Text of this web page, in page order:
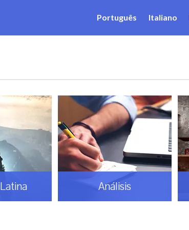
Português Italiano
Análisis